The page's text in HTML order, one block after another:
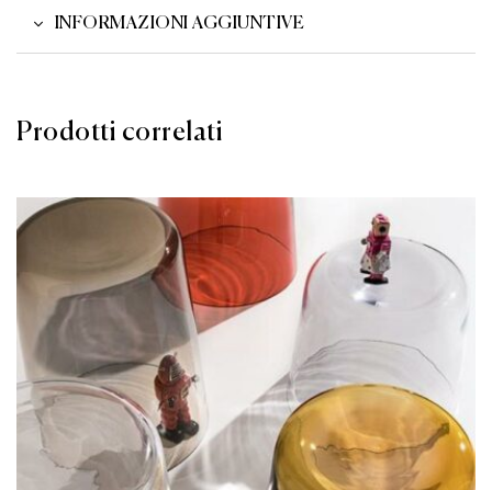
INFORMAZIONI AGGIUNTIVE
Prodotti correlati